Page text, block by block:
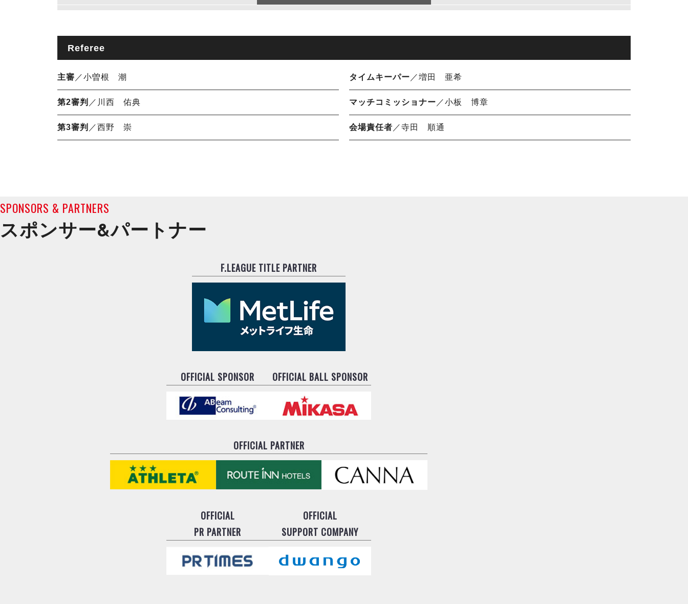
Referee
主審 ／小曽根 潮
第2審判 ／川西 佑典
第3審判 ／西野 崇
タイムキーパー ／増田 亜希
マッチコミッショナー ／小板 博章
会場責任者 ／寺田 順通
SPONSORS & PARTNERS
スポンサー&パートナー
F.LEAGUE TITLE PARTNER
OFFICIAL SPONSOR OFFICIAL BALL SPONSOR
OFFICIAL PARTNER
OFFICIAL
PR PARTNER
OFFICIAL
SUPPORT COMPANY